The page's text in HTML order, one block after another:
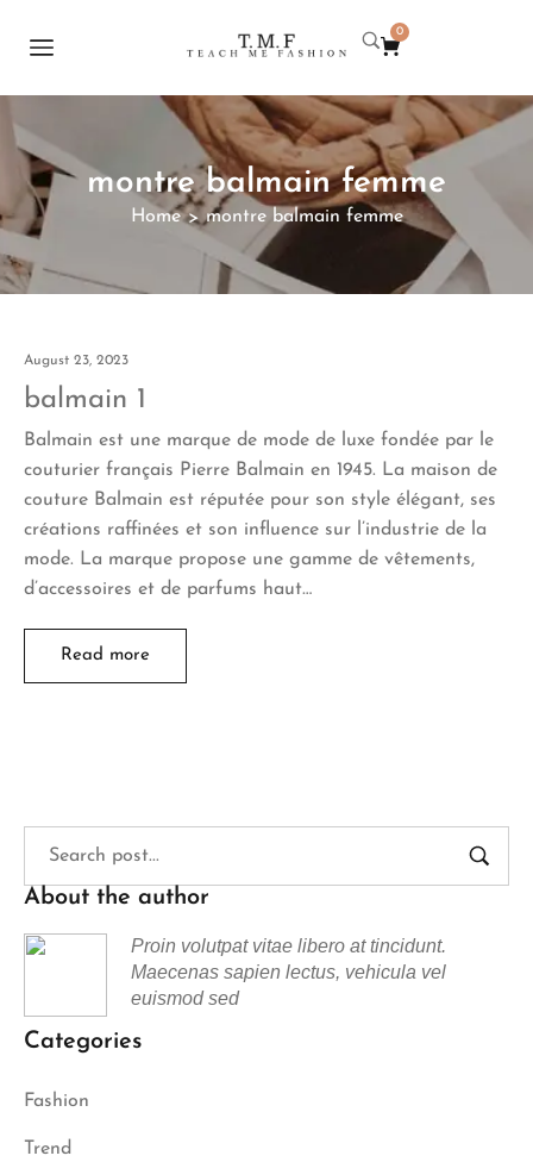
0
montre balmain femme
Home > montre balmain femme
August 23, 2023
balmain 1
Balmain est une marque de mode de luxe fondée par le
couturier français Pierre Balmain en 1945. La maison de
couture Balmain est réputée pour son style élégant, ses
créations raffinées et son influence sur l’industrie de la
mode. La marque propose une gamme de vêtements,
d’accessoires et de parfums haut…
Read more
About the author
Proin volutpat vitae libero at tincidunt.
Maecenas sapien lectus, vehicula vel
euismod sed
Categories
Fashion
Trend